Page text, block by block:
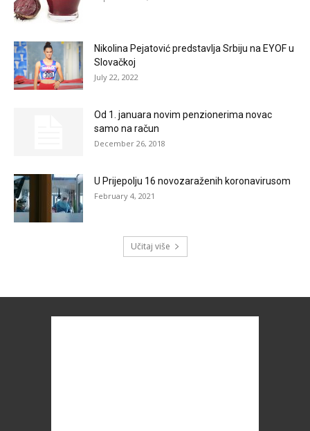
Nikolina Pejatović predstavlja Srbiju na EYOF u
Slovačkoj
July 22, 2022
Od 1. januara novim penzionerima novac
samo na račun
December 26, 2018
U Prijepolju 16 novozaraženih koronavirusom
February 4, 2021
Učitaj više